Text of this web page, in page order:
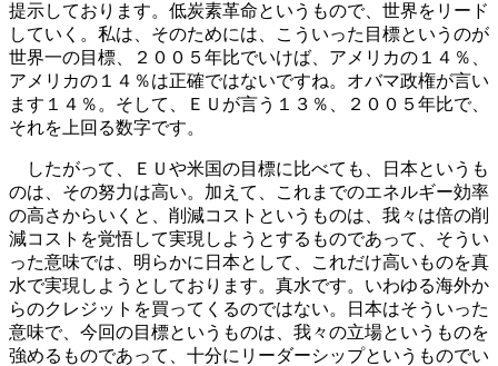
提示しております。低炭素革命というもので、世界をリード
していく。私は、そのためには、こういった目標というのが
世界一の目標、２００５年比でいけば、アメリカの１４％、
アメリカの１４％は正確ではないですね。オバマ政権が言い
ます１４％。そして、ＥＵが言う１３％、２００５年比で、
それを上回る数字です。
したがって、ＥＵや米国の目標に比べても、日本というも
のは、その努力は高い。加えて、これまでのエネルギー効率
の高さからいくと、削減コストというものは、我々は倍の削
減コストを覚悟して実現しようとするものであって、そうい
った意味では、明らかに日本として、これだけ高いものを真
水で実現しようとしております。真水です。いわゆる海外か
らのクレジットを買ってくるのではない。日本はそういった
意味で、今回の目標というものは、我々の立場というものを
強めるものであって、十分にリーダーシップというものでい